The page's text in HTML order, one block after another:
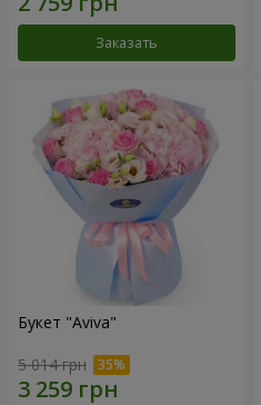
Заказать
Букет "Aviva"
5 014 грн